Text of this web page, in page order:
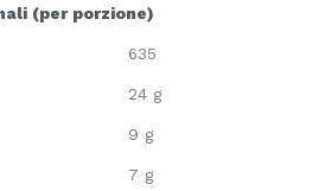
(per porzione)
635
24 g
9 g
7 g